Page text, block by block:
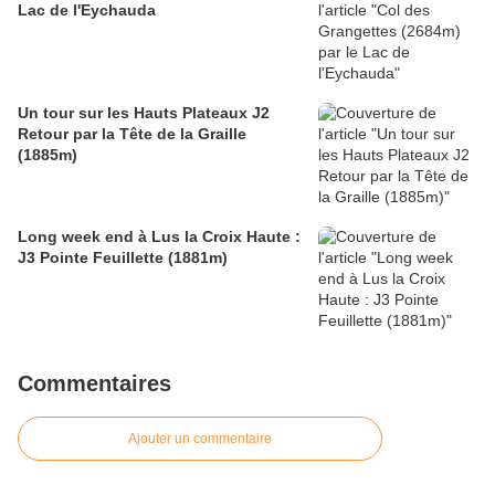
Lac de l'Eychauda
Un tour sur les Hauts Plateaux J2
Retour par la Tête de la Graille
(1885m)
Long week end à Lus la Croix Haute :
J3 Pointe Feuillette (1881m)
Commentaires
Ajouter un commentaire